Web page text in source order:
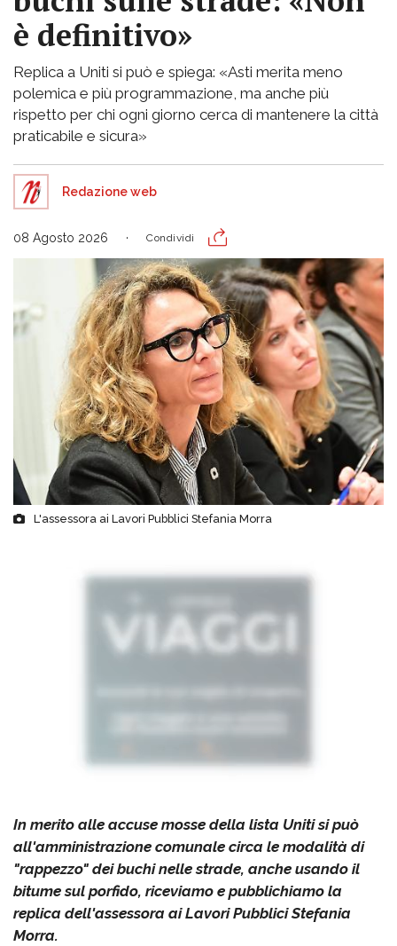
è definitivo»
Replica a Uniti si può e spiega: «Asti merita meno
polemica e più programmazione, ma anche più
rispetto per chi ogni giorno cerca di mantenere la città
praticabile e sicura»
Redazione web
08 Agosto 2026 Condividi
L'assessora ai Lavori Pubblici Stefania Morra
In merito alle accuse mosse della lista Uniti si può
all'amministrazione comunale circa le modalità di
"rappezzo" dei buchi nelle strade, anche usando il
bitume sul porfido, riceviamo e pubblichiamo la
replica dell'assessora ai Lavori Pubblici Stefania
Morra.